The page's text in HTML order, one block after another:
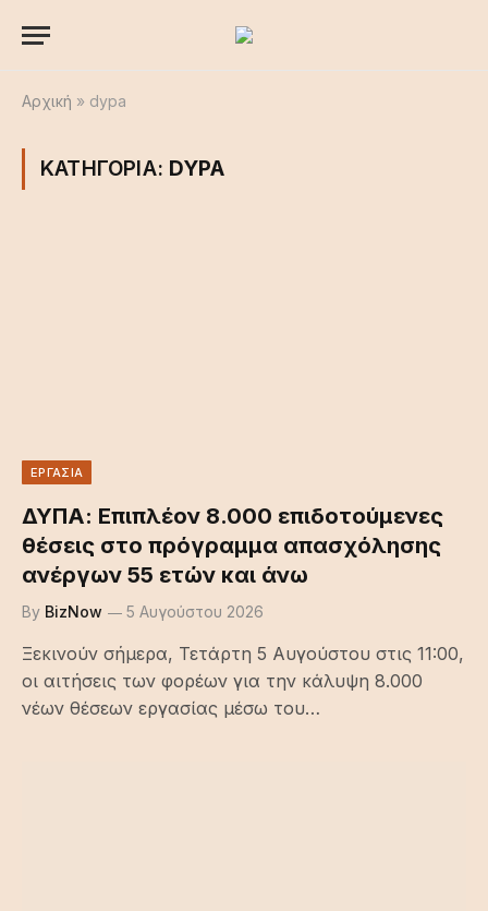
Αρχική » dypa
ΚΑΤΗΓΟΡΙΑ: DYPA
ΕΡΓΑΣΙΑ
ΔΥΠΑ: Επιπλέον 8.000 επιδοτούμενες
θέσεις στο πρόγραμμα απασχόλησης
ανέργων 55 ετών και άνω
By BizNow 5 Αυγούστου 2026
Ξεκινούν σήμερα, Τετάρτη 5 Αυγούστου στις 11:00,
οι αιτήσεις των φορέων για την κάλυψη 8.000
νέων θέσεων εργασίας μέσω του…